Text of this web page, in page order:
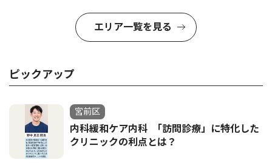
エリア一覧を見る
ピックアップ
宮前区
内科緩和ケア内科 ｢訪問診療」に特化した
クリニックの利点とは？